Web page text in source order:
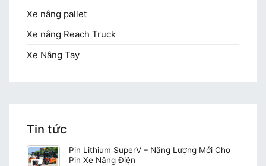
Xe nâng pallet
Xe nâng Reach Truck
Xe Nâng Tay
Tin tức
Pin Lithium SuperV – Năng Lượng Mới Cho
Pin Xe Nâng Điện